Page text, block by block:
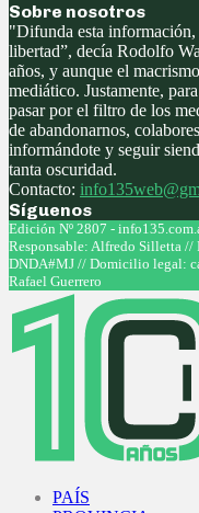
Sobre nosotros
"Difunda esta información,
libertad”, decía Rodolfo
años, y aunque el
mediático. Justamente,
pasar por el filtro de los
de abandonarnos,
informándote y seguir
tanta oscuridad.
Contacto:
Síguenos
Facebook
Twitter
Instagram
Youtube
Edición Nº 2807 -
Responsable: Alfredo Silletta
DNDA#MJ // Domicilio legal:
Rafael Guerrero
PAÍS